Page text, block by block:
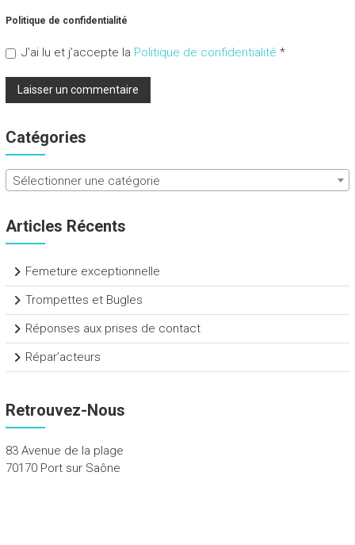
Politique de confidentialité
J’ai lu et j’accepte la Politique de confidentialité *
Catégories
Sélectionner une catégorie
Articles Récents
Femeture exceptionnelle
Trompettes et Bugles
Réponses aux prises de contact
Répar’acteurs
Retrouvez-Nous
83 Avenue de la plage
70170 Port sur Saône